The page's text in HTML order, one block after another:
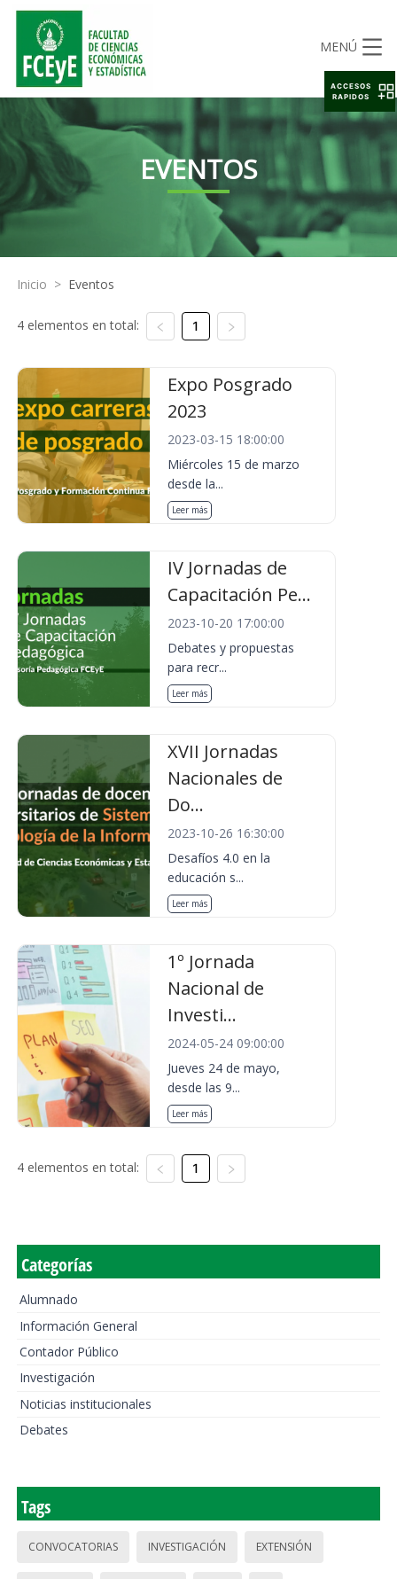
MENÚ
EVENTOS
Inicio > Eventos
4 elementos en total: 1
Expo Posgrado
2023
2023-03-15 18:00:00
Miércoles 15 de marzo
desde la...
Leer más
IV Jornadas de
Capacitación Pe...
2023-10-20 17:00:00
Debates y propuestas
para recr...
Leer más
XVII Jornadas
Nacionales de
Do...
2023-10-26 16:30:00
Desafíos 4.0 en la
educación s...
Leer más
1º Jornada
Nacional de
Investi...
2024-05-24 09:00:00
Jueves 24 de mayo,
desde las 9...
Leer más
4 elementos en total: 1
Categorías
Alumnado
Información General
Contador Público
Investigación
Noticias institucionales
Debates
Tags
CONVOCATORIAS INVESTIGACIÓN EXTENSIÓN
ACCESOS
RAPIDOS